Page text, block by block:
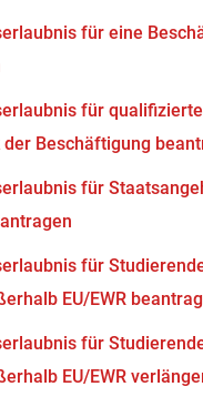
für eine
für
Beschäftigung
für
für
EU/EWR
für
EU/EWR